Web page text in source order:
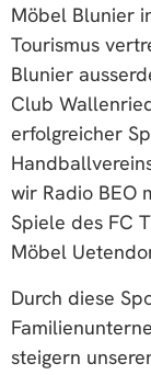
Möbel Blunier
Tourismus
Blunier
Club
erfolgreicher
wir Radio BEO
Spiele des FC
Möbel
Durch diese
steigern